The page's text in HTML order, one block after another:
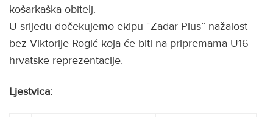
košarkaška obitelj.
U srijedu dočekujemo ekipu “Zadar Plus” nažalost
bez Viktorije Rogić koja će biti na pripremama U16
hrvatske reprezentacije.
Ljestvica: